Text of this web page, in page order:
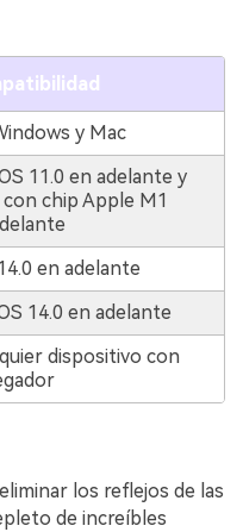
y Mac
11.0 en adelante y
con chip Apple M1
en adelante
14.0 en adelante
dispositivo con
los reflejos de las
de increíbles